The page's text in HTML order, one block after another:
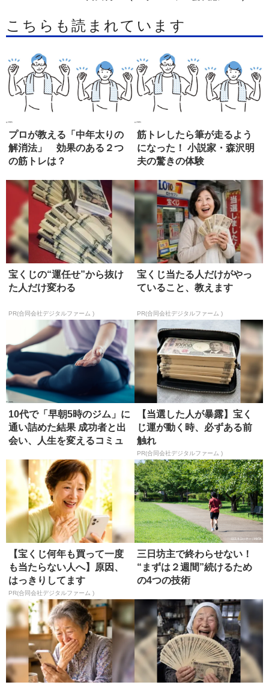
こちらも読まれています
プロが教える「中年太りの
解消法」 効果のある２つ
の筋トレは？
筋トレしたら筆が走るよう
になった！ 小説家・森沢明
夫の驚きの体験
宝くじの“運任せ”から抜け
た人だけ変わる
PR(合同会社デジタルファーム )
宝くじ当たる人だけがやっ
ていること、教えます
PR(合同会社デジタルファーム )
10代で「早朝5時のジム」に
通い詰めた結果 成功者と出
会い、人生を変えるコミュ
【当選した人が暴露】宝く
じ運が動く時、必ずある前
触れ
PR(合同会社デジタルファーム )
【宝くじ何年も買って一度
も当たらない人へ】原因、
はっきりしてます
PR(合同会社デジタルファーム )
三日坊主で終わらせない！
“まずは２週間”続けるため
の4つの技術